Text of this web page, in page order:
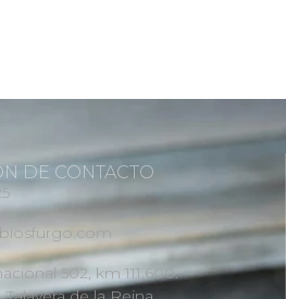
DE CONTACTO
502, km 111,600.